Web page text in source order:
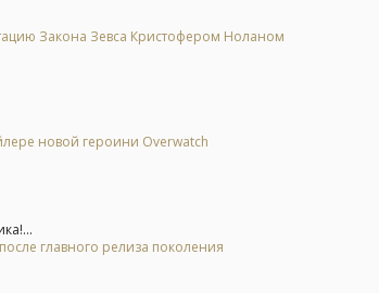
Закона Зевса Кристофером Ноланом
новой героини Overwatch
главного релиза поколения